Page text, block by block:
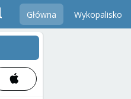
Główna Wykopalisko